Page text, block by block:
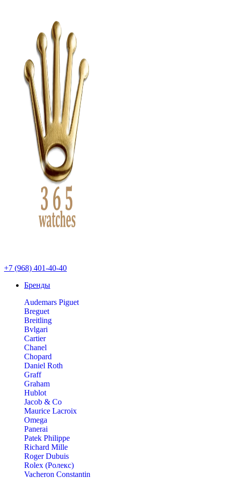
+7 (968) 401-40-40
Бренды
Audemars Piguet
Breguet
Breitling
Bvlgari
Cartier
Chanel
Chopard
Daniel Roth
Graff
Graham
Hublot
Jacob & Co
Maurice Lacroix
Omega
Panerai
Patek Philippe
Richard Mille
Roger Dubuis
Rolex (Ролекс)
Vacheron Constantin